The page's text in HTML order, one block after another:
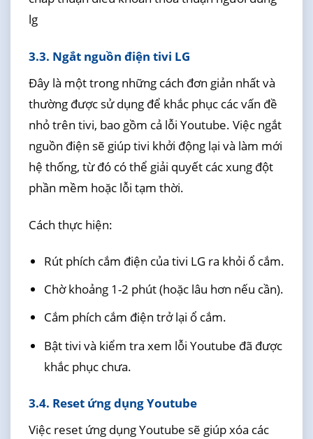
lg
3.3. Ngắt nguồn điện tivi LG
Đây là một trong những cách đơn giản nhất và
thường được sử dụng để khắc phục các vấn đề
nhỏ trên tivi, bao gồm cả lỗi Youtube. Việc ngắt
nguồn điện sẽ giúp tivi khởi động lại và làm mới
hệ thống, từ đó có thể giải quyết các xung đột
phần mềm hoặc lỗi tạm thời.
Cách thực hiện:
Rút phích cắm điện của tivi LG ra khỏi ổ cắm.
Chờ khoảng 1-2 phút (hoặc lâu hơn nếu cần).
Cắm phích cắm điện trở lại ổ cắm.
Bật tivi và kiểm tra xem lỗi Youtube đã được
khắc phục chưa.
3.4. Reset ứng dụng Youtube
Việc reset ứng dụng Youtube sẽ giúp xóa các